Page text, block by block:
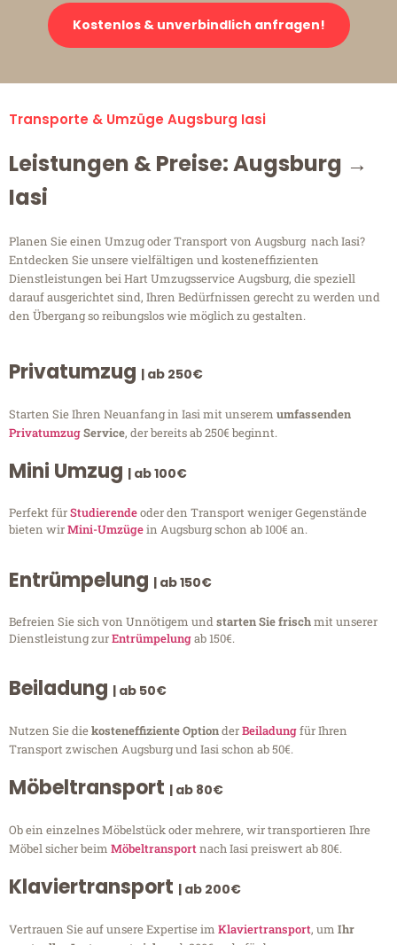
Kostenlos & unverbindlich anfragen!
Transporte & Umzüge Augsburg Iasi
Leistungen & Preise: Augsburg →
Iasi
Planen Sie einen Umzug oder Transport von Augsburg nach Iasi?
Entdecken Sie unsere vielfältigen und kosteneffizienten
Dienstleistungen bei Hart Umzugsservice Augsburg, die speziell
darauf ausgerichtet sind, Ihren Bedürfnissen gerecht zu werden und
den Übergang so reibungslos wie möglich zu gestalten.
Privatumzug | ab 250€
Starten Sie Ihren Neuanfang in Iasi mit unserem umfassenden
PrivatumzugService, der bereits ab 250€ beginnt.
Mini Umzug | ab 100€
Perfekt fürStudierendeoder den Transport weniger Gegenstände
bieten wirMini-Umzügein Augsburg schon ab 100€ an.
Entrümpelung | ab 150€
Befreien Sie sich von Unnötigem undstarten Sie frischmit unserer
Dienstleistung zurEntrümpelungab 150€.
Beiladung | ab 50€
Nutzen Sie diekosteneffiziente OptionderBeiladungfür Ihren
Transport zwischen Augsburg und Iasi schon ab 50€.
Möbeltransport | ab 80€
Ob ein einzelnes Möbelstück oder mehrere, wir transportieren Ihre
Möbel sicher beim Möbeltransportnach Iasi preiswert ab 80€.
Klaviertransport | ab 200€
Vertrauen Sie auf unsere Expertise im Klaviertransport, um Ihr